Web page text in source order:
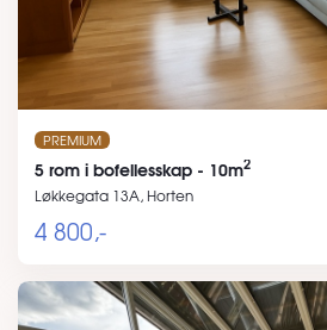
PREMIUM
5 rom i bofellesskap - 10m2
Løkkegata 13A, Horten
4 800,-